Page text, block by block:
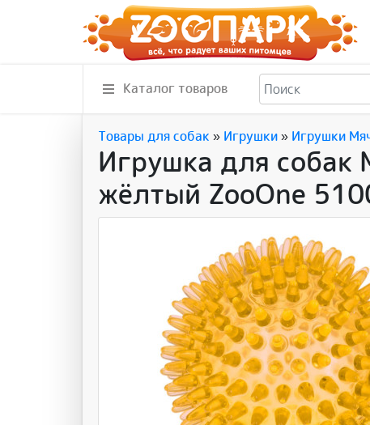
Каталог товаров
Товары для собак » Игрушки» Игрушки
Игрушка для
жёлтый ZooOne